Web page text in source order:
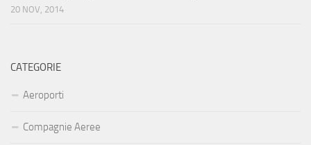
20 NOV, 2014
CATEGORIE
Aeroporti
Compagnie Aeree